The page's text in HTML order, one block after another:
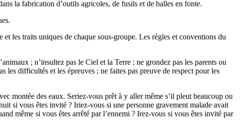
la fabrication d’outils agricoles, de fusils et de balles en fonte.
les traits uniques de chaque sous-groupe. Les règles et conventions du
; n’insultez pas le Ciel et la Terre ; ne grondez pas les parents ou
les difficultés et les épreuves ; ne faites pas preuve de respect pour les
montée des eaux. Seriez-vous prêt à y aller même s’il pleut beaucoup ou
si vous êtes invité ? Iriez-vous si une personne gravement malade avait
même si vous êtes arrêté par l’ennemi ? Irez-vous si vous êtes invité par